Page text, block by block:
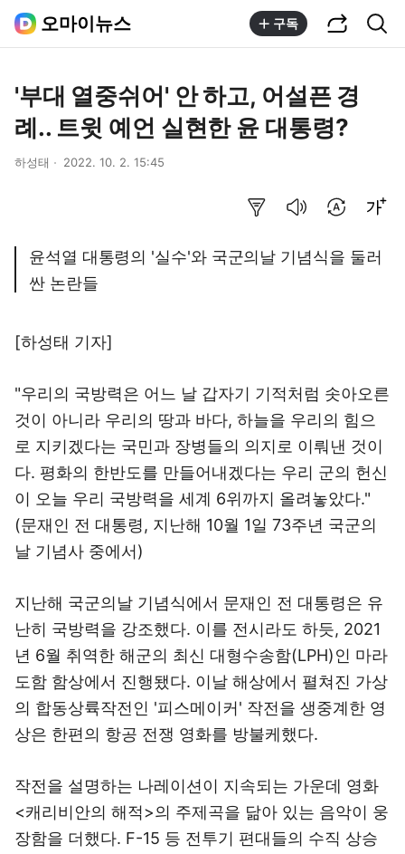
오마이뉴스 구독
'부대 열중쉬어' 안 하고, 어설픈 경
례.. 트윗 예언 실현한 윤 대통령?
하성태 2022. 10. 2. 15:45
윤석열 대통령의 '실수'와 국군의날 기념식을 둘러
싼 논란들
[하성태 기자]
"우리의 국방력은 어느 날 갑자기 기적처럼 솟아오른
것이 아니라 우리의 땅과 바다, 하늘을 우리의 힘으
로 지키겠다는 국민과 장병들의 의지로 이뤄낸 것이
다. 평화의 한반도를 만들어내겠다는 우리 군의 헌신
이 오늘 우리 국방력을 세계 6위까지 올려놓았다."
(문재인 전 대통령, 지난해 10월 1일 73주년 국군의
날 기념사 중에서)
지난해 국군의날 기념식에서 문재인 전 대통령은 유
난히 국방력을 강조했다. 이를 전시라도 하듯, 2021
년 6월 취역한 해군의 최신 대형수송함(LPH)인 마라
도함 함상에서 진행됐다. 이날 해상에서 펼쳐진 가상
의 합동상륙작전인 '피스메이커' 작전을 생중계한 영
상은 한편의 항공 전쟁 영화를 방불케했다.
작전을 설명하는 나레이션이 지속되는 가운데 영화
<캐리비안의 해적>의 주제곡을 닮아 있는 음악이 웅
장함을 더했다. F-15 등 전투기 편대들의 수직 상승